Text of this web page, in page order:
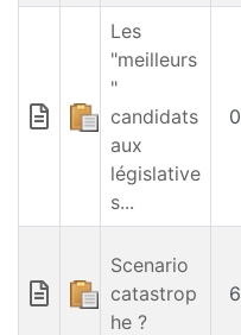
Les
"meilleurs
"
candidats
aux
législative
s...
0
Scenario
catastrop
he ?
6